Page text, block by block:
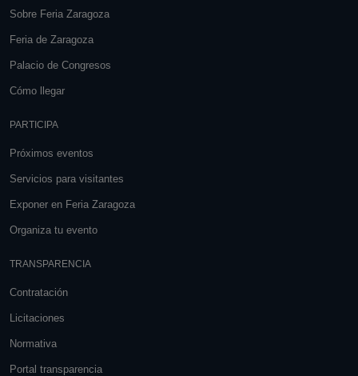
Sobre Feria Zaragoza
Feria de Zaragoza
Palacio de Congresos
Cómo llegar
PARTICIPA
Próximos eventos
Servicios para visitantes
Exponer en Feria Zaragoza
Organiza tu evento
TRANSPARENCIA
Contratación
Licitaciones
Normativa
Portal transparencia